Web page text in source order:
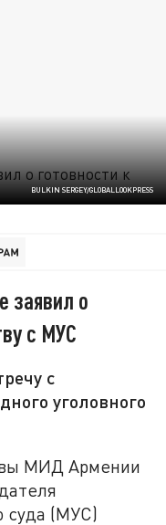
BULKIN SERGEY/GLOBALLOOKPRESS
заявил о
с МУС
с
уголовного
МИД Армении
суда (МУС)